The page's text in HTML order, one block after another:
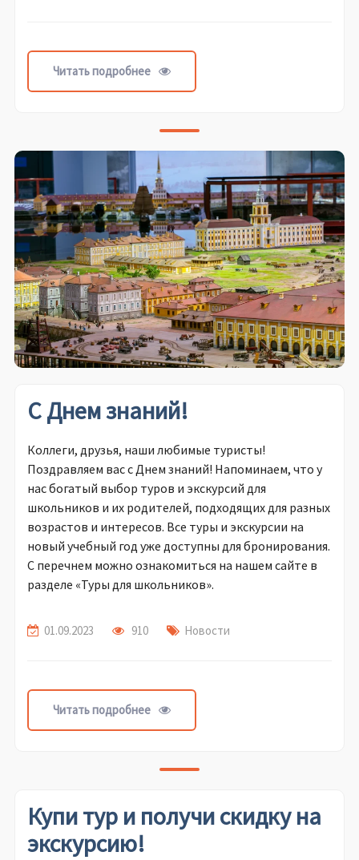
Читать подробнее
С Днем знаний!
Коллеги, друзья, наши любимые туристы!
Поздравляем вас с Днем знаний! Напоминаем, что у
нас богатый выбор туров и экскурсий для
школьников и их родителей, подходящих для разных
возрастов и интересов. Все туры и экскурсии на
новый учебный год уже доступны для бронирования.
С перечнем можно ознакомиться на нашем сайте в
разделе «Туры для школьников».
01.09.2023 910 Новости
Читать подробнее
Купи тур и получи скидку на
экскурсию!